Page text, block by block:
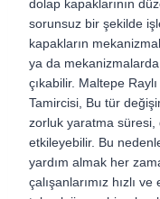
dolap kapaklarının
sorunsuz bir şekilde
kapakların
ya da
çıkabilir. Maltepe
Tamircisi, Bu tür
zorluk yaratma süresi,
etkileyebilir. Bu
yardım almak her
çalışanlarımız hızlı